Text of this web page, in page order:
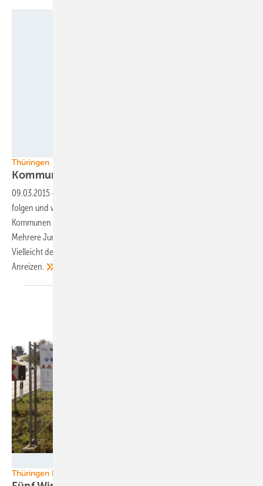
Thüringen
Kommunenwindkraft
09.03.2015 -
folgen und wie der Nord-Ostbundesstaat ein Gesetz vorbereiten, das
Kommunen am Bau neuer Windparks unternehmerisch beteiligt.
Mehrere Juristen äußern bereits Zweifel an der Rechtmäßigkeit.
Vielleicht deshalb spricht die neue Umweltministerin bisher lieber von
Anreizen.
Thüringen baut auf erneuerbare Energien